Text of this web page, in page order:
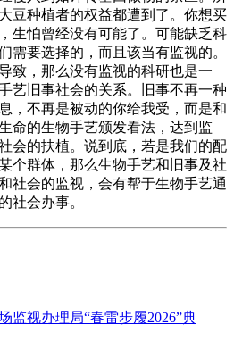
豆种植者的权益都遭到了。你想买
生怕曾经没有可能了。可能缺乏科
需要选择的，而且该当有监视的。
致，那么没有监视的科研也是一
艺旧事社会的关系。旧事不再一种
，不再是被动的你给我受，而是和
命的生物手艺颁发看法，达到监
会的扶植。说到底，若是我们的配
个群体，那么生物手艺和旧事及社
社会的监视，会有帮于生物手艺通
社会办事。
监视办理局“春雷步履2026”典